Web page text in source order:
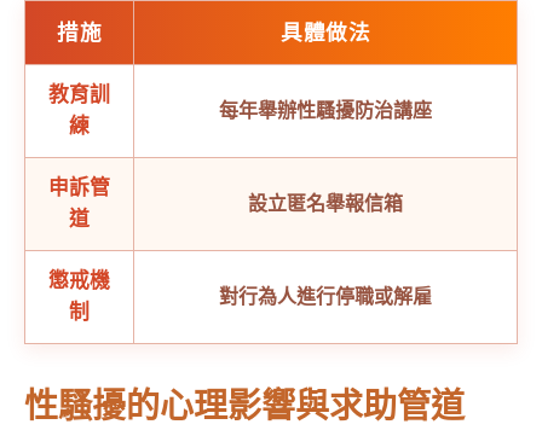
措施 具體做法
教育訓
練
每年舉辦性騷擾防治講座
申訴管
道
設立匿名舉報信箱
懲戒機
制
對行為人進行停職或解雇
性騷擾的心理影響與求助管道